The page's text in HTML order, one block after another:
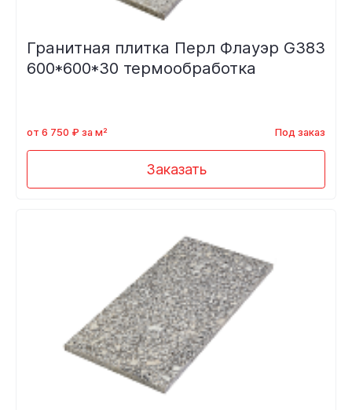
Гранитная плитка Перл Флауэр G383
600*600*30 термообработка
от 6 750 ₽ за м² Под заказ
Заказать